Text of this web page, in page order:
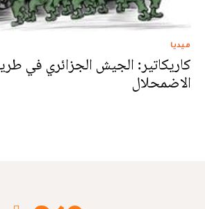
ميديا
كاريكاتير: الجيش الجزائري في
الاضمحلال